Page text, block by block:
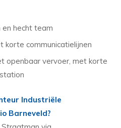
en hecht team
korte communicatielijnen
openbaar vervoer, met korte
Industriële
Barneveld?